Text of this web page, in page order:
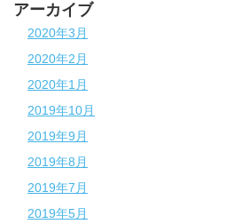
アーカイブ
2020年3月
2020年2月
2020年1月
2019年10月
2019年9月
2019年8月
2019年7月
2019年5月